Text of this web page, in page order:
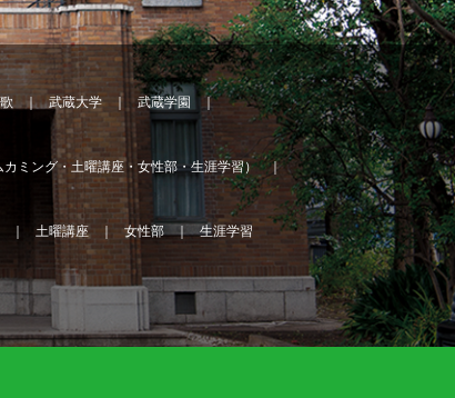
武蔵大学
武蔵学園
ミング・土曜講座・女性部・生涯学習）
土曜講座 女性部 生涯学習